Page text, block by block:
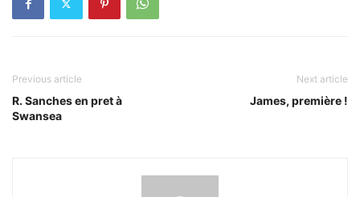
Previous article
R. Sanches en pret à
Swansea
Next article
James, première !